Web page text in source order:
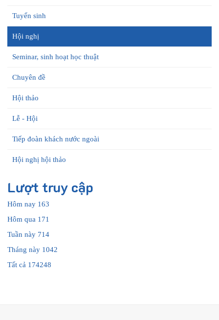
Tuyển sinh
Hội nghị
Seminar, sinh hoạt học thuật
Chuyên đề
Hội thảo
Lễ - Hội
Tiếp đoàn khách nước ngoài
Hội nghị hội thảo
Lượt truy cập
Hôm nay 163
Hôm qua 171
Tuần này 714
Tháng này 1042
Tất cả 174248